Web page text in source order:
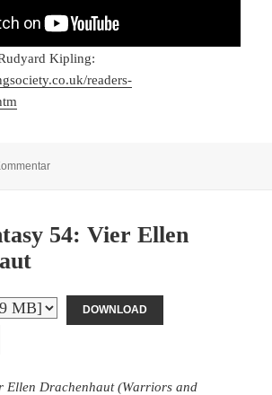
Kipling:
readers-
zu Terra Fantasy 55: Gespenster der
54: Vier Ellen
DOWNLOAD
Ellen Drachenhaut (Warriors and